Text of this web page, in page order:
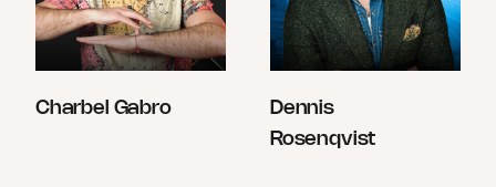
Charbel Gabro
Dennis
Rosenqvist